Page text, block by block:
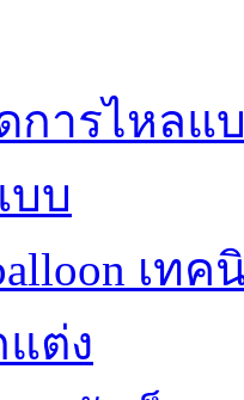
การไหล
บบ
เท
ต่ง